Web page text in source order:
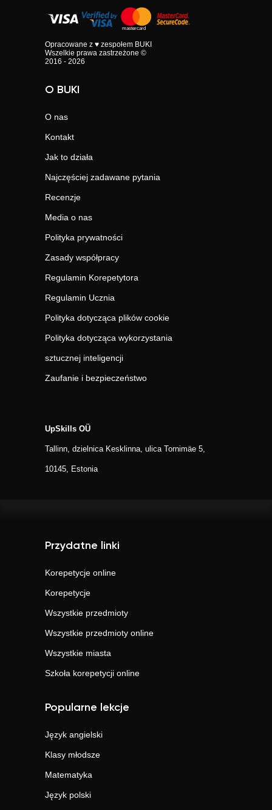
Opracowane z ♥ zespołem BUKI
Wszelkie prawa zastrzeżone ©
2016 - 2026
O BUKI
O nas
Kontakt
Jak to działa
Najczęściej zadawane pytania
Recenzje
Media o nas
Polityka prywatności
Zasady współpracy
Regulamin Korepetytora
Regulamin Ucznia
Polityka dotycząca plików cookie
Polityka dotycząca wykorzystania
sztucznej inteligencji
Zaufanie i bezpieczeństwo
UpSkills OÜ
Tallinn, dzielnica Kesklinna, ulica Tornimäe 5,
10145, Estonia
Przydatne linki
Korepetycje online
Korepetycje
Wszystkie przedmioty
Wszystkie przedmioty online
Wszystkie miasta
Szkoła korepetycji online
Popularne lekcje
Język angielski
Klasy młodsze
Matematyka
Język polski